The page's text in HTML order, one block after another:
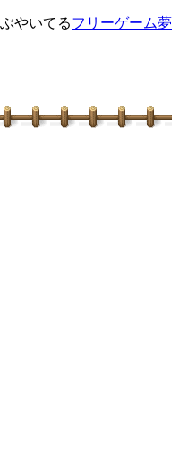
やいてるフリーゲーム夢